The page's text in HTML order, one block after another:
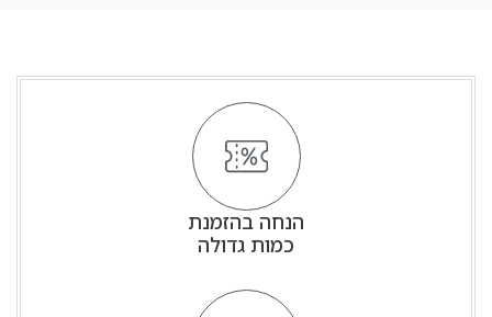
הנחה בהזמנת
כמות גדולה